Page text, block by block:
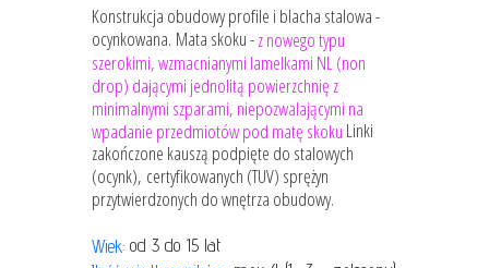
Konstrukcja obudowy profile i blacha stalowa -
ocynkowana. Mata skoku -z nowego typu
szerokimi, wzmacnianymi lamelkami NL (non
drop) dającymi jednolitą powierzchnię z
minimalnymi szparami, niepozwalającymi na
wpadanie przedmiotów pod matę skoku Linki
zakończone kauszą podpięte do stalowych
(ocynk), certyfikowanych (TUV) sprężyn
przytwierdzonych do wnętrza obudowy.
Wiek: od 3 do 15 lat